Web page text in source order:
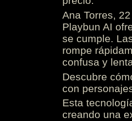
Ana Torres,
Playbun AI
se cumple.
rompe
confusa y
Descubre
con
Esta
creando una